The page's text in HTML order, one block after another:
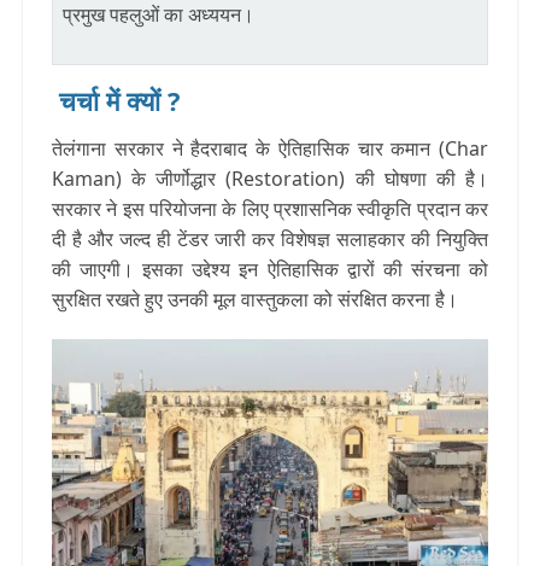
प्रमुख पहलुओं का अध्ययन।
चर्चा में क्यों ?
तेलंगाना सरकार ने हैदराबाद के ऐतिहासिक चार कमान (Char
Kaman) के जीर्णोद्धार (Restoration) की घोषणा की है।
सरकार ने इस परियोजना के लिए प्रशासनिक स्वीकृति प्रदान कर
दी है और जल्द ही टेंडर जारी कर विशेषज्ञ सलाहकार की नियुक्ति
की जाएगी। इसका उद्देश्य इन ऐतिहासिक द्वारों की संरचना को
सुरक्षित रखते हुए उनकी मूल वास्तुकला को संरक्षित करना है।